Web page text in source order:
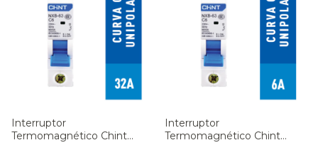
Interruptor
Termomagnético Chint
Interruptor
Termomagnético Chint